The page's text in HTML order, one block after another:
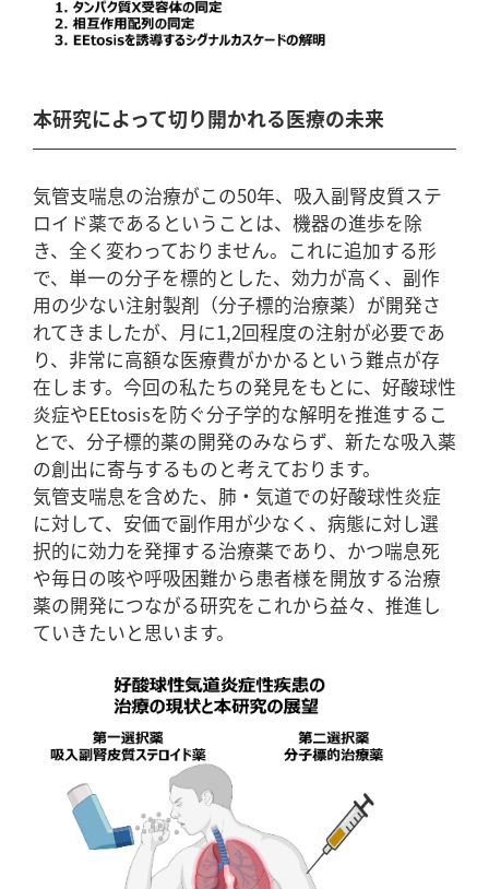
本研究によって切り開かれる医療の未来
気管支喘息の治療がこの50年、吸入副腎皮質ステ
ロイド薬であるということは、機器の進歩を除
き、全く変わっておりません。これに追加する形
で、単一の分子を標的とした、効力が高く、副作
用の少ない注射製剤（分子標的治療薬）が開発さ
れてきましたが、月に1,2回程度の注射が必要であ
り、非常に高額な医療費がかかるという難点が存
在します。今回の私たちの発見をもとに、好酸球性
炎症やEEtosisを防ぐ分子学的な解明を推進するこ
とで、分子標的薬の開発のみならず、新たな吸入薬
の創出に寄与するものと考えております。
気管支喘息を含めた、肺・気道での好酸球性炎症
に対して、安価で副作用が少なく、病態に対し選
択的に効力を発揮する治療薬であり、かつ喘息死
や毎日の咳や呼吸困難から患者様を開放する治療
薬の開発につながる研究をこれから益々、推進し
ていきたいと思います。